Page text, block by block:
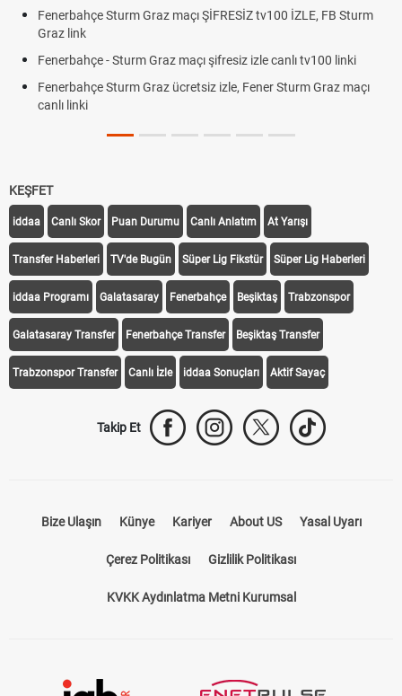
Fenerbahçe Sturm Graz maçı ŞİFRESİZ tv100 İZLE, FB Sturm
Graz link
Fenerbahçe - Sturm Graz maçı şifresiz izle canlı tv100 linki
Fenerbahçe Sturm Graz ücretsiz izle, Fener Sturm Graz maçı
canlı linki
KEŞFET
iddaa Canlı Skor Puan Durumu Canlı Anlatım At Yarışı
Transfer Haberleri TV'de Bugün Süper Lig Fikstür Süper Lig Haberleri
iddaa Programı Galatasaray Fenerbahçe Beşiktaş Trabzonspor
Galatasaray Transfer Fenerbahçe Transfer Beşiktaş Transfer
Trabzonspor Transfer Canlı İzle iddaa Sonuçları Aktif Sayaç
Takip Et
Bize Ulaşın Künye Kariyer About US Yasal Uyarı
Çerez Politikası Gizlilik Politikası
KVKK Aydınlatma Metni Kurumsal